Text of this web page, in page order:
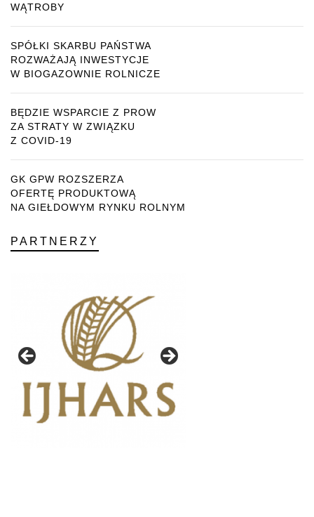
WĄTROBY
SPÓŁKI SKARBU PAŃSTWA
ROZWAŻAJĄ INWESTYCJE
W BIOGAZOWNIE ROLNICZE
BĘDZIE WSPARCIE Z PROW
ZA STRATY W ZWIĄZKU
Z COVID-19
GK GPW ROZSZERZA
OFERTĘ PRODUKTOWĄ
NA GIEŁDOWYM RYNKU ROLNYM
PARTNERZY